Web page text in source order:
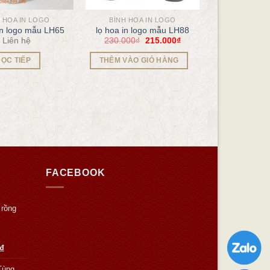
HOA IN LOGO
logo mẫu LH65
Liên hệ
TIẾP
BÌNH HOA IN LOGO
lọ hoa in logo mẫu LH88
230.000₫ 215.000₫
THÊM VÀO GIỎ HÀNG
FACEBOOK